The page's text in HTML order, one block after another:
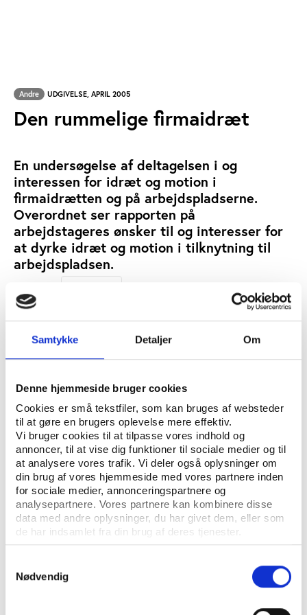
Samtykke Detaljer Om
Denne hjemmeside bruger cookies
Cookies er små tekstfiler, som kan bruges af websteder
til at gøre en brugers oplevelse mere effektiv.
Vi bruger cookies til at tilpasse vores indhold og
annoncer, til at vise dig funktioner til sociale medier og til
at analysere vores trafik. Vi deler også oplysninger om
din brug af vores hjemmeside med vores partnere inden
for sociale medier, annonceringspartnere og
analysepartnere. Vores partnere kan kombinere disse
data med andre oplysninger, du har givet dem, eller som
de har indsamlet fra din brug af deres tjenester.
Nødvendig
Andre UDGIVELSE, APRIL 2005
Den rummelige firmaidræt
En undersøgelse af deltagelsen i og
interessen for idræt og motion i
firmaidrætten og på arbejdspladserne.
Overordnet ser rapporten på
arbejdstageres ønsker til og interesser for
at dyrke idræt og motion i tilknytning til
arbejdspladsen.
FORENINGSLIV OG FRIVILLIGHED
IDRÆTSKULTUR
UDGIVER: DANSK FIRMAIDRÆTSFORBUND OG CENTER FOR FORSKNING I IDRÆT,
SUNDHED OG CIVILSAMFUND
ANTAL SIDER: 51
Undersøgelsen blev gennemført i Kolding og Roskilde
med spørgeskemaer besvaret af 915 medarbejdere.